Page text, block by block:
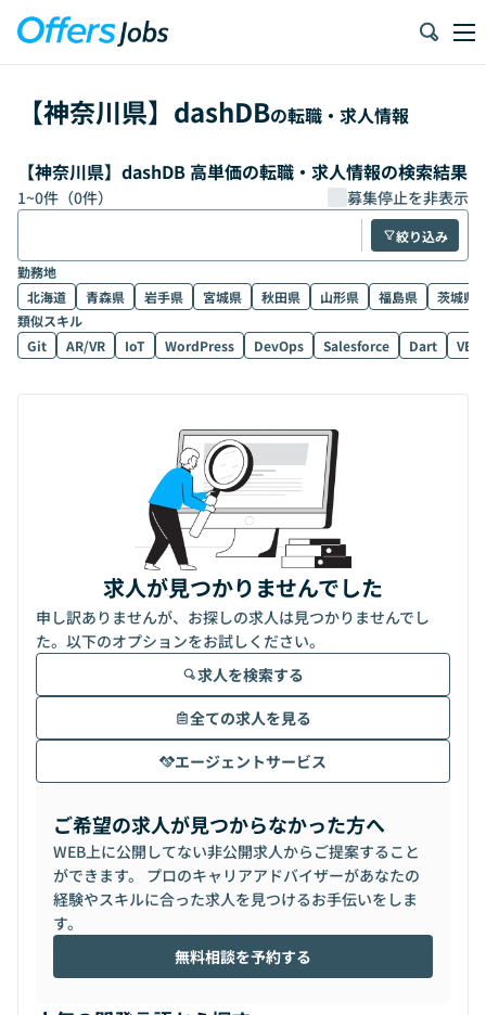
【神奈川県】 dashDBの転職・求人情報
【神奈川県】dashDB 高単価の転職・求人情報の検索結果
1~0件（0件） 募集停止を非表示
絞り込み
勤務地
北海道
青森県 岩手県 宮城県 秋田県 山形県 福島県
茨城県
類似スキル
Git
AR/VR IoT WordPress DevOps Salesforce Dart
求人が見つかりませんでした
申し訳ありませんが、お探しの求人は見つかりませんでし
た。以下のオプションをお試しください。
求人を検索する
全ての求人を見る
エージェントサービス
ご希望の求人が見つからなかった方へ
WEB上に公開してない非公開求人からご提案すること
ができます。 プロのキャリアアドバイザーがあなたの
経験やスキルに合った求人を見つけるお手伝いをしま
す。
無料相談を予約する